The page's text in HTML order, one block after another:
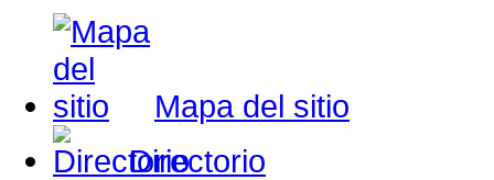
Mapa del sitio
Directorio